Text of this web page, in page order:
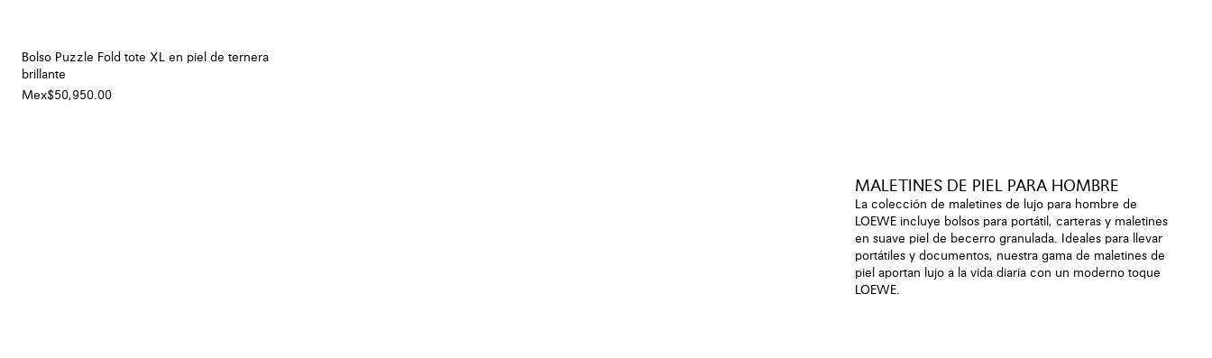
Bolso Puzzle Fold tote XL en piel de ternera
brillante
Mex$50,950.00
MALETINES DE PIEL PARA HOMBRE
La colección de maletines de lujo para hombre de
LOEWE incluye bolsos para portátil, carteras y maletines
en suave piel de becerro granulada. Ideales para llevar
portátiles y documentos, nuestra gama de maletines de
piel aportan lujo a la vida diaria con un moderno toque
LOEWE.